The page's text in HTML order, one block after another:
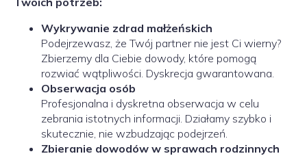
Wykrywanie zdrad małżeńskich
Podejrzewasz, że Twój partner nie jest Ci wierny?
Zbierzemy dla Ciebie dowody, które pomogą
rozwiać wątpliwości. Dyskrecja gwarantowana.
Obserwacja osób
Profesjonalna i dyskretna obserwacja w celu
zebrania istotnych informacji. Działamy szybko i
skutecznie, nie wzbudzając podejrzeń.
Zbieranie dowodów w sprawach rodzinnych